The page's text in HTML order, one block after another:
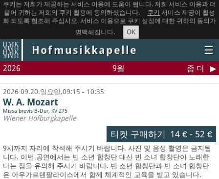
쿠키는 저희가 제공하는 서비스 이용에 도움이 됩니다. 저희 서비스 이용과 더
불어 귀하는 저희의 쿠키 활용에 동의하셨습니다.
쿠키 서비스 제공이 활성
화 되도록 협조해 주십시오. 서비스 이용으로 쿠키 설정에 대한 귀하의 동의가
명백해집니다.
OK
Hofmusikkapelle ☰
2026 9월 좀 더
2026 09.20.일요일,09:15 - 10:35
W. A. Mozart
Missa brevis B-Dur, KV 275
Wiener Hofburgkapelle
티켓 구매하기 14 €- 52 €
9시까지 자리에 착석해 주시기 바랍니다. 사진 및 음성 촬영은 금지됩
니다. 이번 공연에서는 빈 소년 합창단 대신 빈 소녀 합창단이 노래한
다는 점을 유의해 주시기 바랍니다. 빈 소년 합창단과 빈 소녀 합창단
은 아우가르텐팔라이스에서 함께 체계적인 교육을 받고 있습니다.